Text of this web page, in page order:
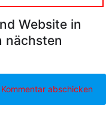
Website in
nächsten